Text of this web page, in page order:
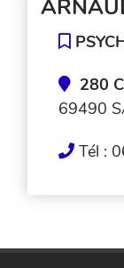
280
69490
Tél :